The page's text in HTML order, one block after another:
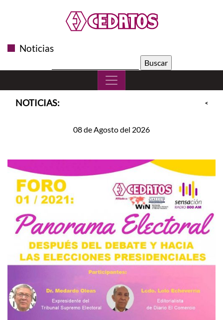
Noticias
NOTICIAS: <<
08 de Agosto del 2026